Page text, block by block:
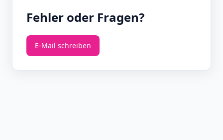
Fehler oder Fragen?
E‑Mail schreiben